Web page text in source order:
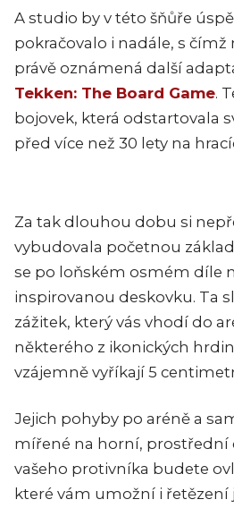
A studio by v této šňůře
pokračovalo i nadále, s
právě oznámená další
Tekken: The Board Game.
bojovek, která odstartovala
před více než 30 lety na
Za tak dlouhou dobu si
vybudovala početnou
se po loňském osmém díle
inspirovanou deskovku. Ta
zážitek, který vás vhodí do
některého z ikonických
vzájemně vyříkají 5
Jejich pohyby po aréně a
mířené na horní, prostřední
vašeho protivníka budete
které vám umožní i